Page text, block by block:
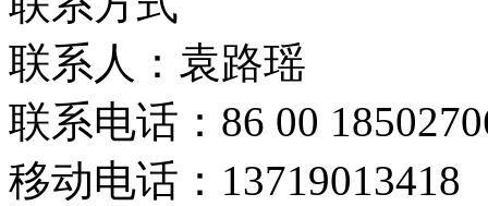
联系人：袁路瑶
联系电话：86 00
移动电话：13719013418